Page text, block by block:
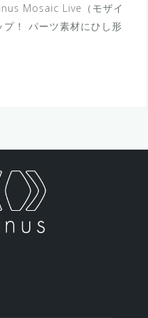
Mosaic Live（モザイ
！ パーツ素材にひし形